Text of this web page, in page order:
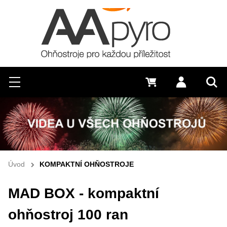
Hledat
Menu Přihlásit
0 Kč
Úvod KOMPAKTNÍ OHŇOSTROJE
MAD BOX - kompaktní
ohňostroj 100 ran